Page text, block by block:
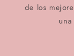
de los